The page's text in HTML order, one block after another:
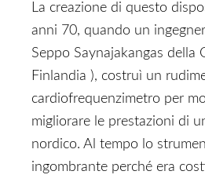
La creazione di questo
anni 70, quando un
Seppo Saynajakangas della
Finlandia ), costruì un
cardiofrequenzimetro per
migliorare le prestazioni di
nordico. Al tempo lo
ingombrante perché era